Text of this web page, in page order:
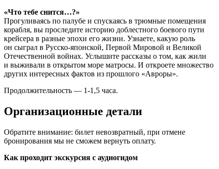
«Что тебе снится…?»
Прогуливаясь по палубе и спускаясь в трюмные помещения
корабля, вы проследите историю доблестного боевого пути
крейсера в разные эпохи его жизни. Узнаете, какую роль
он сыграл в Русско-японской, Первой Мировой и Великой
Отечественной войнах. Услышите рассказы о том, как жили
и выживали в открытом море матросы. И откроете множество
других интересных фактов из прошлого «Авроры».
Продолжительность — 1-1,5 часа.
Организационные детали
Обратите внимание: билет невозвратный, при отмене
бронирования мы не сможем вернуть оплату.
Как проходит экскурсия с аудиогидом